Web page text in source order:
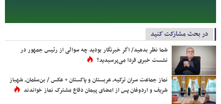
در بحث مشارکت کنید
شما نظر بدهید/ اگر خبرنگار بودید چه سوالی از رئیس جمهور در
نشست خبری فردا می‌پرسیدید؟
نماز جماعت سران ترکیه، عربستان و پاکستان + عکس / بن‌سلمان، شهباز
شریف و اردوغان پس از امضای پیمان دفاع مشترک نماز خواندند